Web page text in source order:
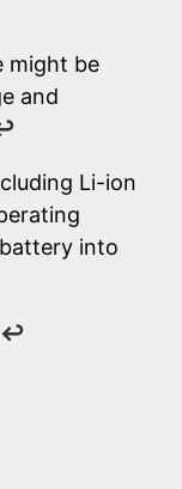
might be
and
Li-ion
into
↩